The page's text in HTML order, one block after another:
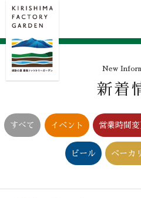
Skip
New
新着
すべて イベント 営業時間変
ビール ベーカ